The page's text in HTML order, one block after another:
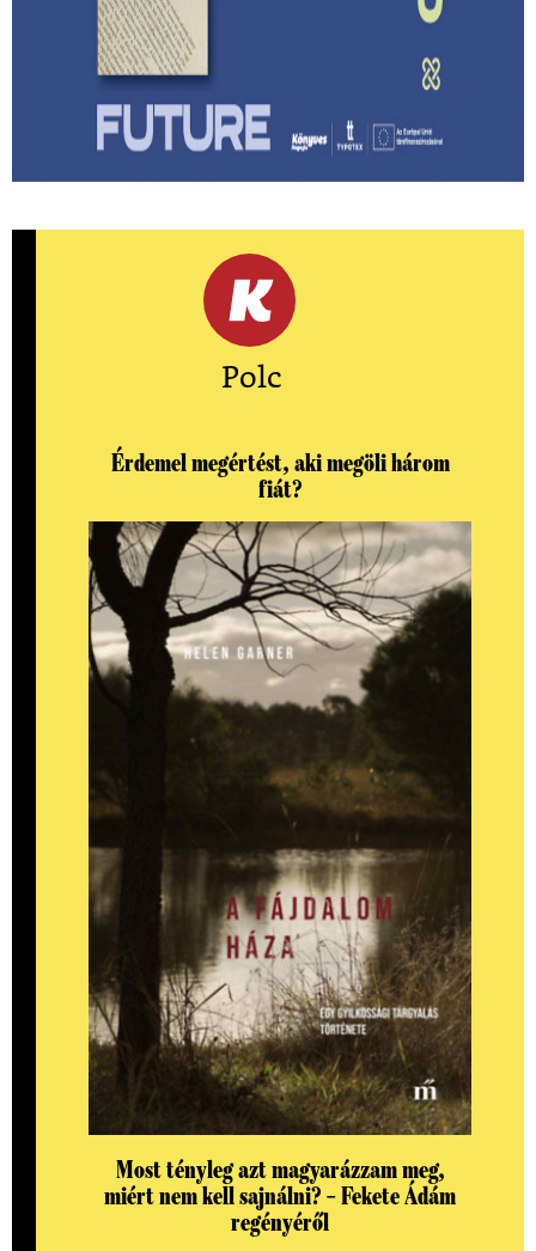
Lehet-e izgalmas egy
hagyatékfelszámolás? – Ragnar Helgi
Ólafsson: Apám könyvtára
Megmenthető-e a feledéstől mindaz, ami számunkra
értékes akkor, ha írunk róla?
Polc
Érdemel megértést, aki megöli három
fiát?
Most tényleg azt magyarázzam meg,
miért nem kell sajnálni? – Fekete Ádám
regényéről